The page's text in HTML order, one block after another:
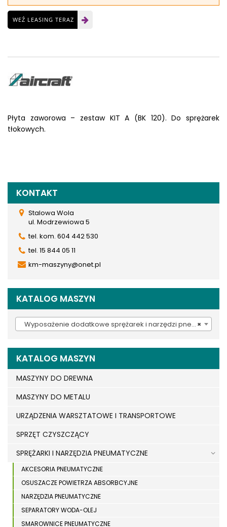
WEŹ LEASING TERAZ
Płyta zaworowa – zestaw KIT A (BK 120). Do sprężarek
tłokowych.
KONTAKT
Stalowa Wola
ul. Modrzewiowa 5
tel. kom. 604 442 530
tel. 15 844 05 11
km-maszyny@onet.pl
KATALOG MASZYN
×
Wyposażenie dodatkowe sprężarek i narzędzi pneumatycznych (380)
KATALOG MASZYN
MASZYNY DO DREWNA
MASZYNY DO METALU
URZĄDZENIA WARSZTATOWE I TRANSPORTOWE
SPRZĘT CZYSZCZĄCY
SPRĘŻARKI I NARZĘDZIA PNEUMATYCZNE
AKCESORIA PNEUMATYCZNE
OSUSZACZE POWIETRZA ABSORBCYJNE
NARZĘDZIA PNEUMATYCZNE
SEPARATORY WODA-OLEJ
SMAROWNICE PNEUMATYCZNE